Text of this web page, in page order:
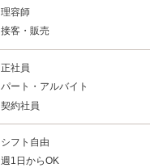
理容師
接客・販売
正社員
パート・アルバイト
契約社員
シフト自由
週1日からOK